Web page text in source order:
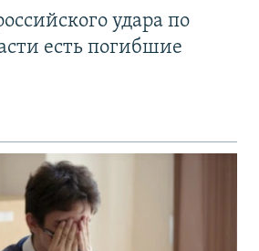
удара по
есть погибшие